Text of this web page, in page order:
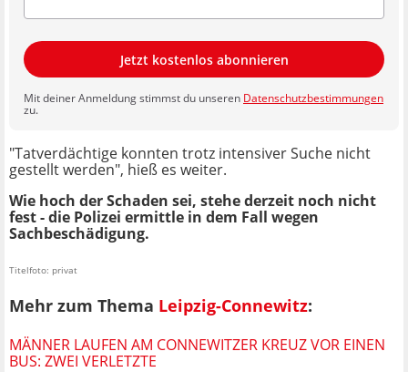
Jetzt kostenlos abonnieren
Mit deiner Anmeldung stimmst du unseren Datenschutzbestimmungen
zu.
"Tatverdächtige konnten trotz intensiver Suche nicht
gestellt werden", hieß es weiter.
Wie hoch der Schaden sei, stehe derzeit noch nicht
fest - die Polizei ermittle in dem Fall wegen
Sachbeschädigung.
Titelfoto: privat
Mehr zum Thema Leipzig-Connewitz:
MÄNNER LAUFEN AM CONNEWITZER KREUZ VOR EINEN
BUS: ZWEI VERLETZTE